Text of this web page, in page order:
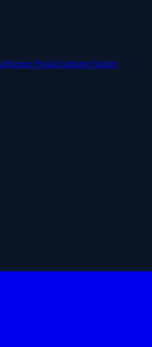
Partner PortalAnbieter finden